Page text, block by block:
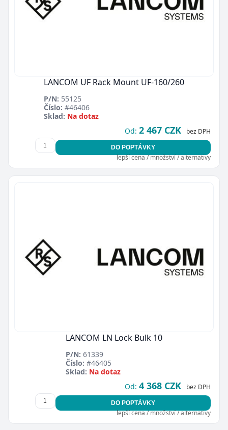
LANCOM UF Rack Mount UF-160/260
P/N: 55125
Číslo: #46406
Sklad: Na dotaz
Od: 2 467 CZK bez DPH
DO POPTÁVKY
lepší cena / množství / alternativy
LANCOM LN Lock Bulk 10
P/N: 61339
Číslo: #46405
Sklad: Na dotaz
Od: 4 368 CZK bez DPH
DO POPTÁVKY
lepší cena / množství / alternativy